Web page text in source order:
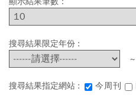
搜尋結果限定年份 :
~
搜尋結果指定網站 : 今周刊